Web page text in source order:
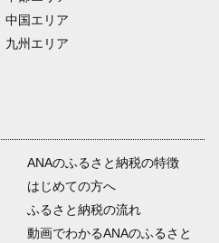
中国エリア
九州エリア
ANAのふるさと納税の特徴
はじめての方へ
ふるさと納税の流れ
動画でわかるANAのふるさと